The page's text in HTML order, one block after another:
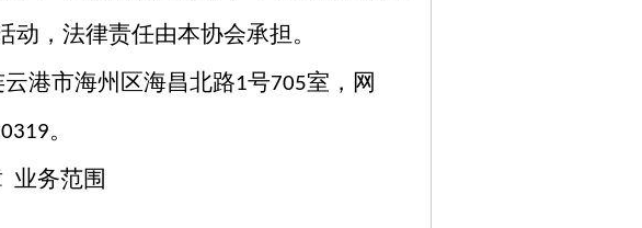
，法律责任由本协会承担。
港市海州区海昌北路1号705室，网
。
业务范围